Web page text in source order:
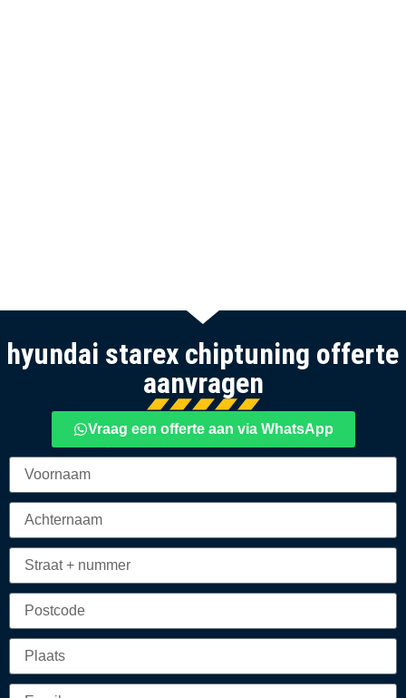
hyundai starex chiptuning offerte
aanvragen
Vraag een offerte aan via WhatsApp